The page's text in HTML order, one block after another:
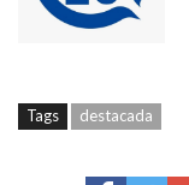
Tags destacada